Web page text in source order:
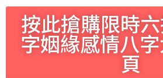
按此搶購限時
字姻緣感情八
頁